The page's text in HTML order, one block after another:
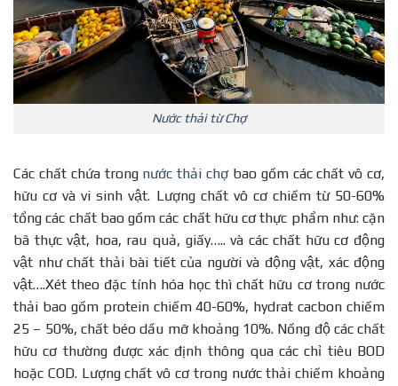
Nước thải từ Chợ
Các chất chứa trongnước thải chợ bao gồm các chất vô cơ,
hữu cơ và vi sinh vật. Lượng chất vô cơ chiếm từ 50-60%
tổng các chất bao gồm các chất hữu cơ thực phẩm như: cặn
bã thực vật, hoa, rau quả, giấy….. và các chất hữu cơ động
vật như chất thải bài tiết của người và động vật, xác động
vật….Xét theo đặc tính hóa học thì chất hữu cơ trong nước
thải bao gồm protein chiếm 40-60%, hydrat cacbon chiếm
25 – 50%, chất béo dầu mỡ khoảng 10%. Nồng độ các chất
hữu cơ thường được xác định thông qua các chỉ tiêu BOD
hoặc COD. Lượng chất vô cơ trong nước thải chiếm khoảng